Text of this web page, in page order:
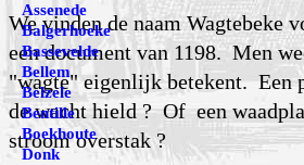
We vinden de naam Wagtebeke
een document van 1198. Men
"wagte" eigenlijk betekent. Een
de wacht hield ? Of een
stroom overstak ?
Assenede
Balgerhoeke
Bassevelde
Bellem
Belzele
Bentille
Boekhoute
Donk